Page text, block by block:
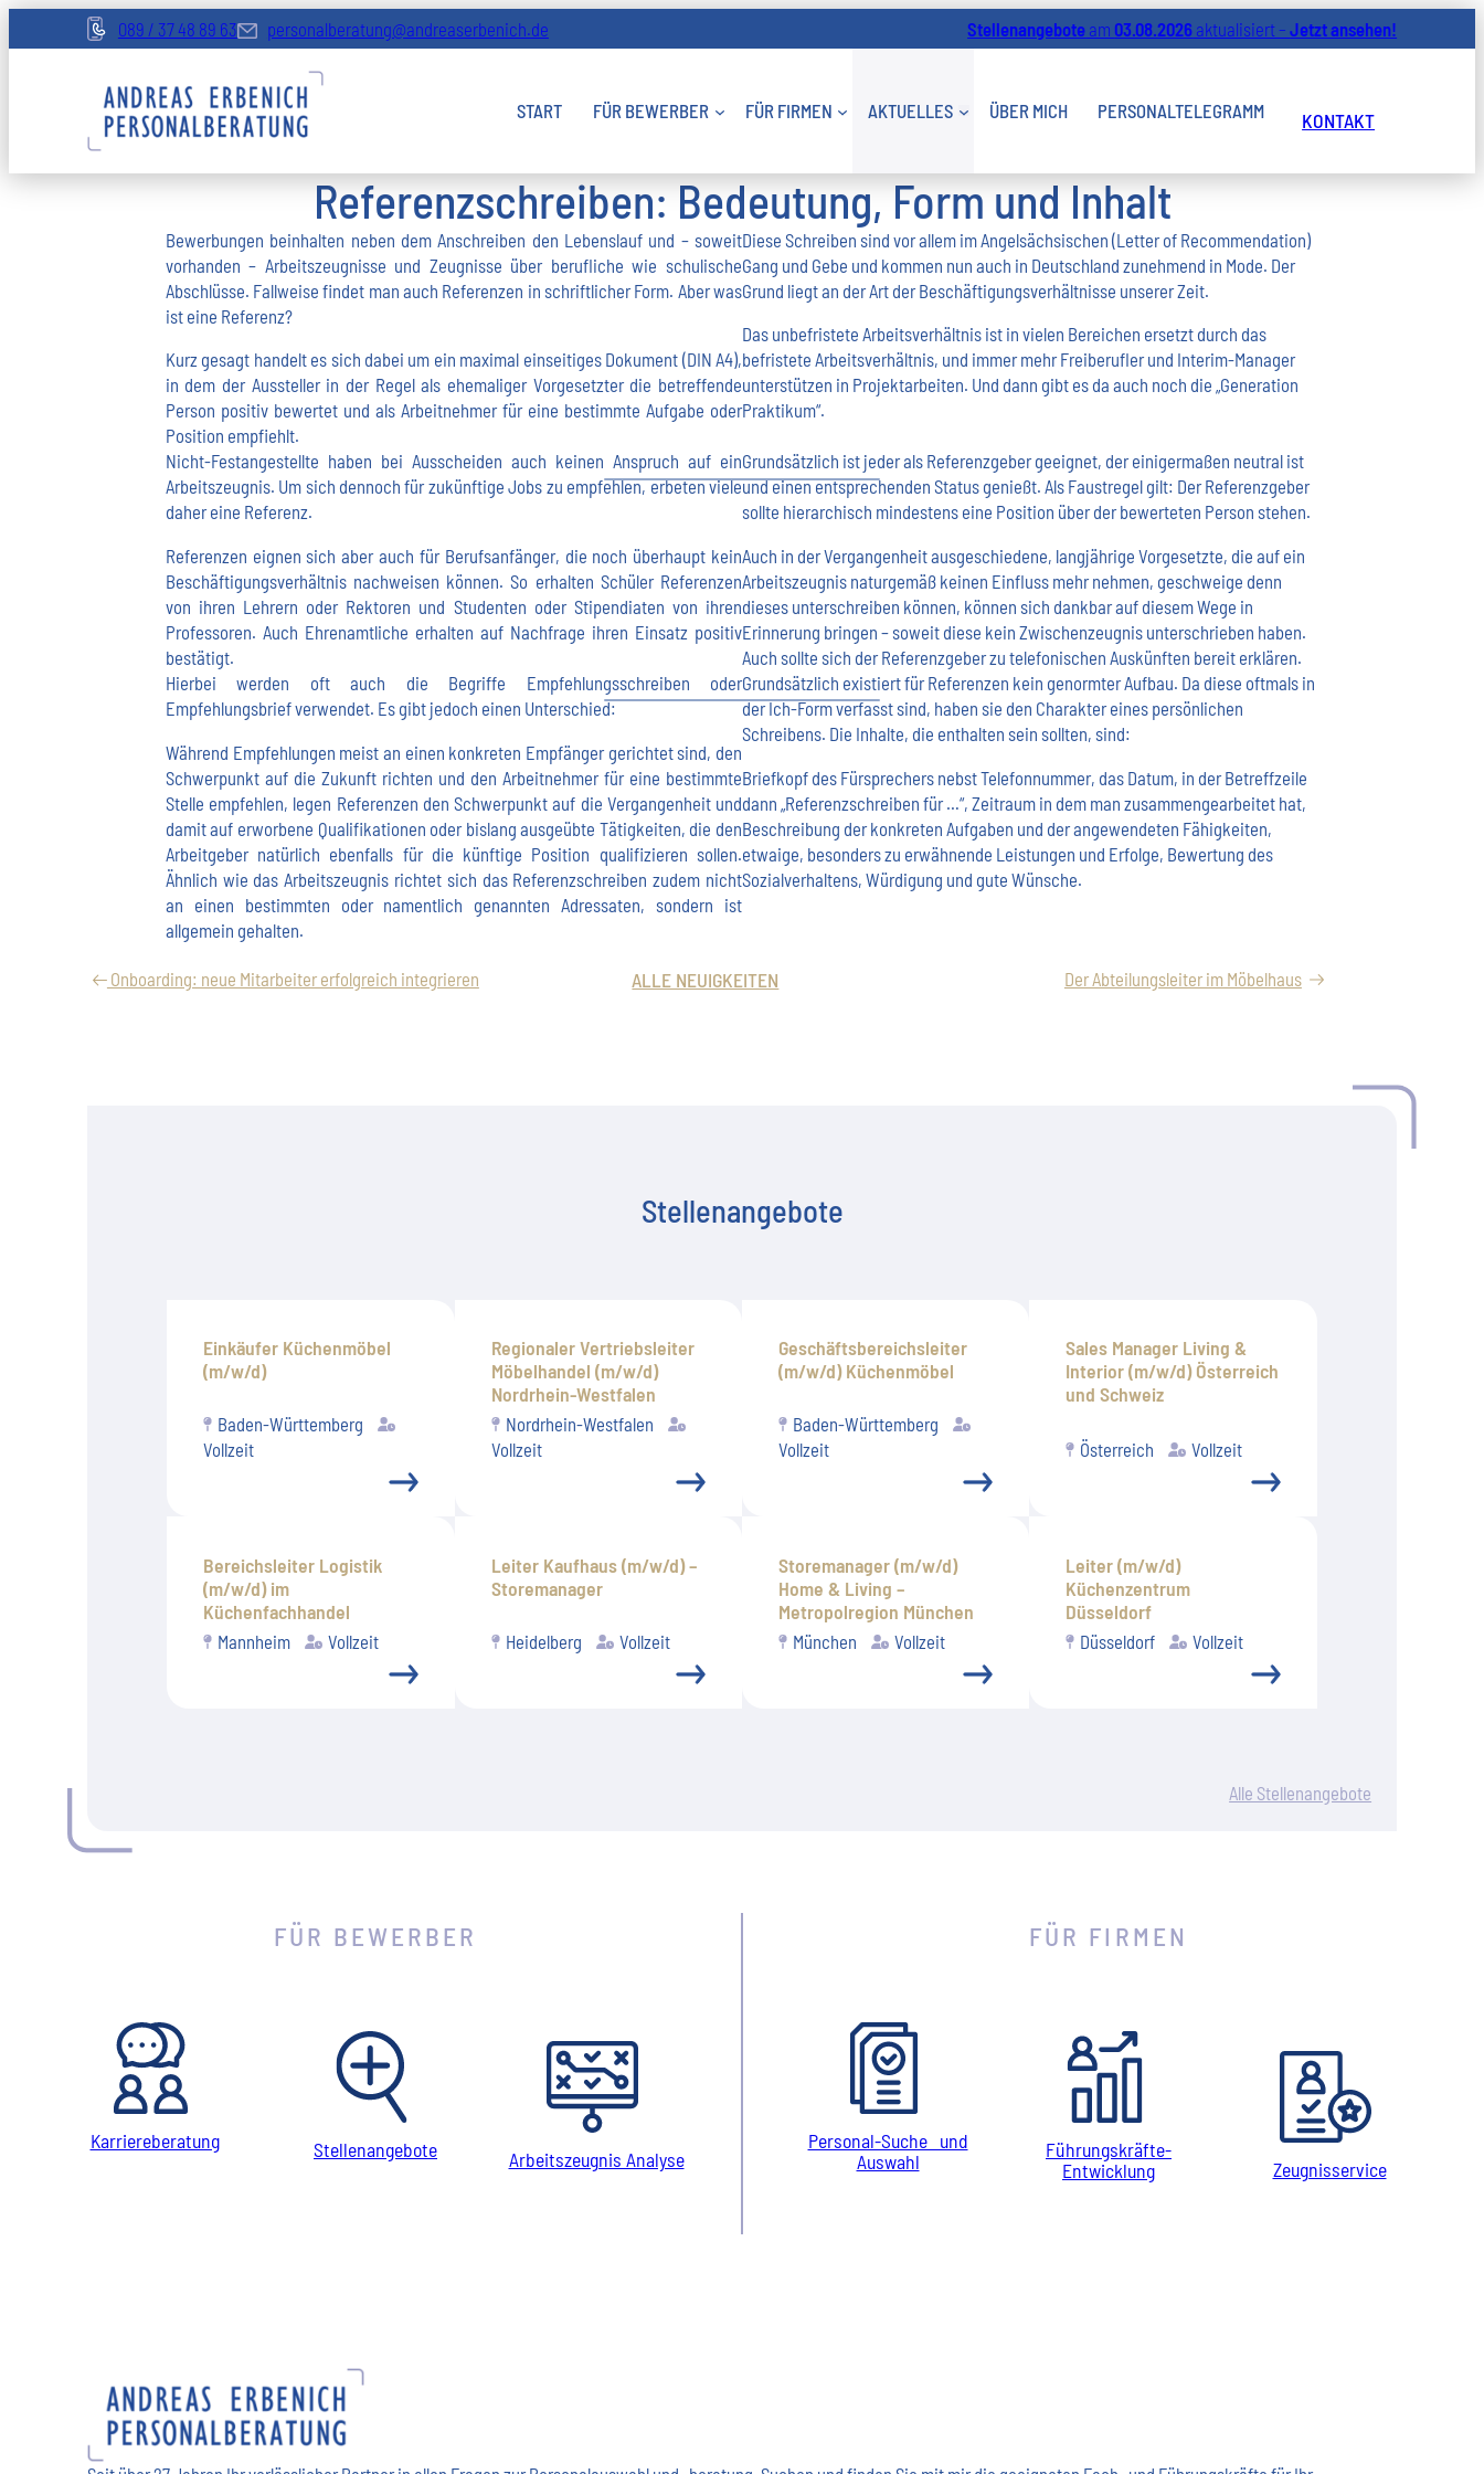
Inhalt
089 / 37 48 89 63 personalberatung@andreaserbenich.de Stellenangebote am 03.08.2026 aktualisiert –Jetzt ansehen!
START FÜR BEWERBER FÜR FIRMEN AKTUELLES ÜBER MICH PERSONALTELEGRAMM KONTAKT
Referenzschreiben: Bedeutung, Form und Inhalt
Bewerbungen beinhalten neben dem Anschreiben den Lebenslauf und – soweit
vorhanden – Arbeitszeugnisse und Zeugnisse über berufliche wie schulische
Abschlüsse. Fallweise findet man auch Referenzen in schriftlicher Form. Aber was
ist eine Referenz?
Kurz gesagt handelt es sich dabei um ein maximal einseitiges Dokument (DIN A4),
in dem der Aussteller in der Regel als ehemaliger Vorgesetzter die betreffende
Person positiv bewertet und als Arbeitnehmer für eine bestimmte Aufgabe oder
Position empfiehlt.
Diese Schreiben sind vor allem im Angelsächsischen (Letter of Recommendation)
Gang und Gebe und kommen nun auch in Deutschland zunehmend in Mode. Der
Grund liegt an der Art der Beschäftigungsverhältnisse unserer Zeit.
Das unbefristete Arbeitsverhältnis ist in vielen Bereichen ersetzt durch das
befristete Arbeitsverhältnis, und immer mehr Freiberufler und Interim-Manager
unterstützen in Projektarbeiten. Und dann gibt es da auch noch die „Generation
Praktikum“.
Nicht-Festangestellte haben bei Ausscheiden auch keinen Anspruch auf ein
Arbeitszeugnis. Um sich dennoch für zukünftige Jobs zu empfehlen, erbeten viele
daher eine Referenz.
Referenzen eignen sich aber auch für Berufsanfänger, die noch überhaupt kein
Beschäftigungsverhältnis nachweisen können. So erhalten Schüler Referenzen
von ihren Lehrern oder Rektoren und Studenten oder Stipendiaten von ihren
Professoren. Auch Ehrenamtliche erhalten auf Nachfrage ihren Einsatz positiv
bestätigt.
Grundsätzlich ist jeder als Referenzgeber geeignet, der einigermaßen neutral ist
und einen entsprechenden Status genießt. Als Faustregel gilt: Der Referenzgeber
sollte hierarchisch mindestens eine Position über der bewerteten Person stehen.
Auch in der Vergangenheit ausgeschiedene, langjährige Vorgesetzte, die auf ein
Arbeitszeugnis naturgemäß keinen Einfluss mehr nehmen, geschweige denn
dieses unterschreiben können, können sich dankbar auf diesem Wege in
Erinnerung bringen – soweit diese kein Zwischenzeugnis unterschrieben haben.
Auch sollte sich der Referenzgeber zu telefonischen Auskünften bereit erklären.
Hierbei werden oft auch die Begriffe Empfehlungsschreiben oder
Empfehlungsbrief verwendet. Es gibt jedoch einen Unterschied:
Während Empfehlungen meist an einen konkreten Empfänger gerichtet sind, den
Schwerpunkt auf die Zukunft richten und den Arbeitnehmer für eine bestimmte
Stelle empfehlen, legen Referenzen den Schwerpunkt auf die Vergangenheit und
damit auf erworbene Qualifikationen oder bislang ausgeübte Tätigkeiten, die den
Arbeitgeber natürlich ebenfalls für die künftige Position qualifizieren sollen.
Ähnlich wie das Arbeitszeugnis richtet sich das Referenzschreiben zudem nicht
an einen bestimmten oder namentlich genannten Adressaten, sondern ist
allgemein gehalten.
Grundsätzlich existiert für Referenzen kein genormter Aufbau. Da diese oftmals in
der Ich-Form verfasst sind, haben sie den Charakter eines persönlichen
Schreibens. Die Inhalte, die enthalten sein sollten, sind:
Briefkopf des Fürsprechers nebst Telefonnummer, das Datum, in der Betreffzeile
dann „Referenzschreiben für …“, Zeitraum in dem man zusammengearbeitet hat,
Beschreibung der konkreten Aufgaben und der angewendeten Fähigkeiten,
etwaige, besonders zu erwähnende Leistungen und Erfolge, Bewertung des
Sozialverhaltens, Würdigung und gute Wünsche.
Onboarding: neue Mitarbeiter erfolgreich integrieren ALLE NEUIGKEITEN Der Abteilungsleiter im Möbelhaus
Stellenangebote
Einkäufer Küchenmöbel
(m/w/d)
Baden-Württemberg
Vollzeit
Regionaler Vertriebsleiter
Möbelhandel (m/w/d)
Nordrhein-Westfalen
Nordrhein-Westfalen
Vollzeit
Geschäftsbereichsleiter
(m/w/d) Küchenmöbel
Baden-Württemberg
Vollzeit
Sales Manager Living &
Interior (m/w/d) Österreich
und Schweiz
Österreich Vollzeit
Bereichsleiter Logistik
(m/w/d) im
Küchenfachhandel
Mannheim Vollzeit
Leiter Kaufhaus (m/w/d) –
Storemanager
Heidelberg Vollzeit
Storemanager (m/w/d)
Home & Living –
Metropolregion München
München Vollzeit
Leiter (m/w/d)
Küchenzentrum
Düsseldorf
Düsseldorf Vollzeit
Alle Stellenangebote
FÜR BEWERBER
Karriereberatung Stellenangebote Arbeitszeugnis Analyse
FÜR FIRMEN
Personal-Suche und
Auswahl
Führungskräfte-
Entwicklung
Zeugnisservice